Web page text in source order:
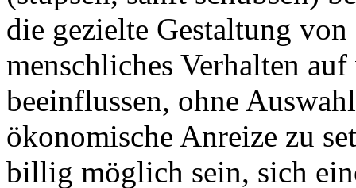
die gezielte Gestaltung
menschliches Verhalten
beeinflussen, ohne
ökonomische Anreize zu
billig möglich sein, sich